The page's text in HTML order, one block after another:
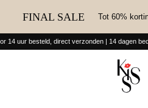
FINAL SALE Tot 60%
14 uur besteld, direct verzonden | 14 dagen